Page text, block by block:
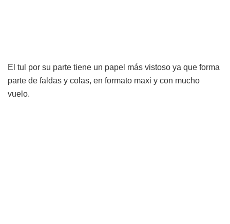
El tul por su parte tiene un papel más vistoso ya que forma
parte de faldas y colas, en formato maxi y con mucho
vuelo.